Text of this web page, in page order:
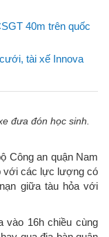
40m trên quốc
tài xế Innova
đưa đón học sinh.
Công an quận Nam
với các lực lượng có
giữa tàu hỏa với
vào 16h chiều cùng